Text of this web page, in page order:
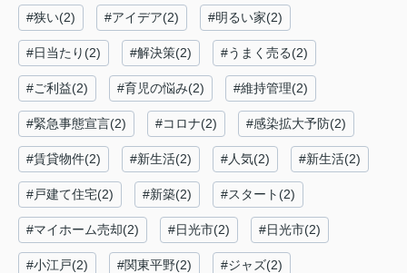
#狭い(2) #アイデア(2) #明るい家(2)
#日当たり(2) #解決策(2) #うまく売る(2)
#ご利益(2) #育児の悩み(2) #維持管理(2)
#緊急事態宣言(2) #コロナ(2) #感染拡大予防(2)
#賃貸物件(2) #新生活(2) #人気(2) #新生活(2)
#戸建て住宅(2) #新築(2) #スタート(2)
#マイホーム売却(2) #日光市(2) #日光市(2)
#小江戸(2) #関東平野(2) #ジャズ(2)